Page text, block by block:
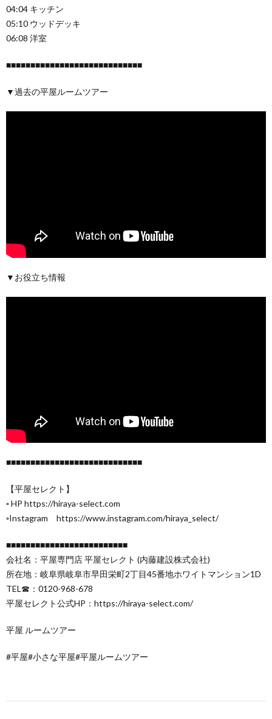
04:04 キッチン
05:10 ウッドデッキ
06:08 洋室
■■■■■■■■■■■■■■■■■■■■■■■■■■■■
▼過去の平屋ルームツアー
▼お役立ち情報
■■■■■■■■■■■■■■■■■■■■■■■■■■■■
【平屋セレクト】
▫️ HP https://hiraya-select.com
▫Instagram https://www.instagram.com/hiraya_select/
■■■■■■■■■■■■■■■■■■■■■■■■■
会社名：平屋専門店 平屋セレクト (内藤建設株式会社)
所在地：岐阜県岐阜市早田栄町2丁目45番地ホワイトマンション1D
TEL☎：0120-968-678
平屋セレクト公式HP：https://hiraya-select.com/
平屋 ルームツアー
#平屋#小さな平屋#平屋ルームツアー